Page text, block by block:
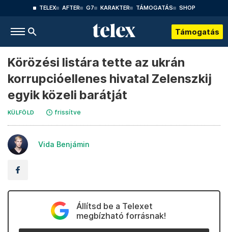
TELEX AFTER G7 KARAKTER TÁMOGATÁS SHOP
Támogatás
Körözési listára tette az ukrán
korrupcióellenes hivatal Zelenszkij
egyik közeli barátját
KÜLFÖLD frissítve
Vida Benjámin
Állítsd be a Telexet
megbízható forrásnak!